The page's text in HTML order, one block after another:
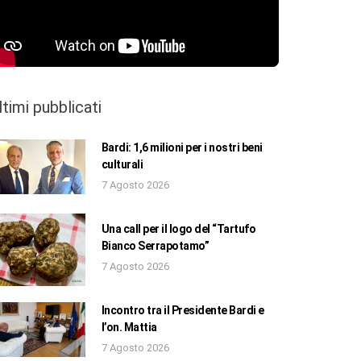
pubblicati
Bardi: 1,6 milioni per i nostri beni
culturali
7 Agosto 2026
Una call per il logo del “Tartufo
Bianco Serrapotamo”
7 Agosto 2026
Incontro tra il Presidente Bardi e
l’on. Mattia
7 Agosto 2026